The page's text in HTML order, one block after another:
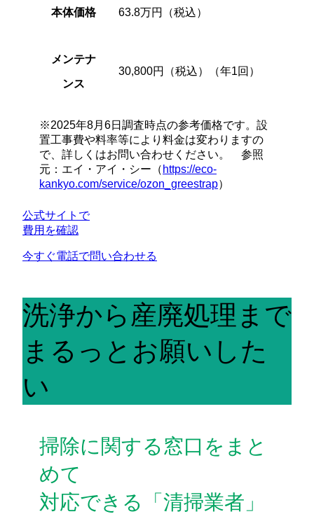
本体価格 63.8万円（税込）
メンテナ
ンス
30,800円（税込）（年1回）
※2025年8月6日調査時点の参考価格です。設
置工事費や料率等により料金は変わりますの
で、詳しくはお問い合わせください。 参照
元：エイ・アイ・シー（ https://eco-
kankyo.com/service/ozon_greestrap）
公式サイトで
費用を確認
今すぐ電話で問い合わせる
洗浄から産廃処理まで
まるっとお願いした
い
掃除に関する窓口をまと
めて
対応できる「清掃業者」